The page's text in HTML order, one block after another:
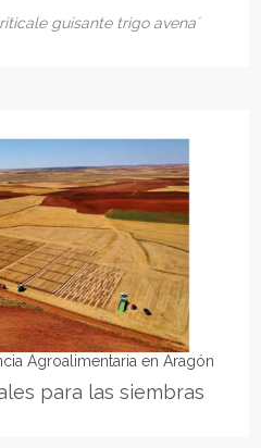
guisante trigo avena´
Agroalimentaria en Aragón
para las siembras